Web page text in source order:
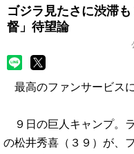
ゴジラ見たさに渋滞
督」待望論
最高のファンサービスに
９日の巨人キャンプ。
の松井秀喜（３９）が、